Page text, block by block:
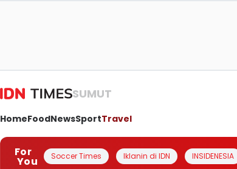
SUMUT
HomeFoodNewsSportTravel
For
You Soccer Times Iklanin di IDN INSIDENESIA